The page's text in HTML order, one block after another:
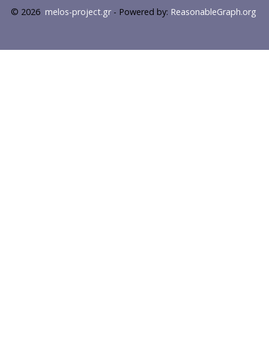
© 2026 melos-project.gr- Powered by: ReasonableGraph.org